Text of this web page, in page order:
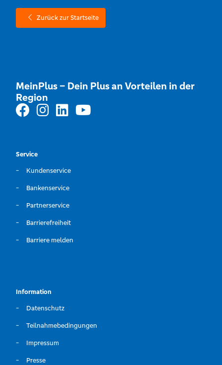
Zurück zur Startseite
MeinPlus – Dein Plus an Vorteilen in der
Region
Service
Kundenservice
Bankenservice
Partnerservice
Barrierefreiheit
Barriere melden
Information
Datenschutz
Teilnahmebedingungen
Impressum
Presse